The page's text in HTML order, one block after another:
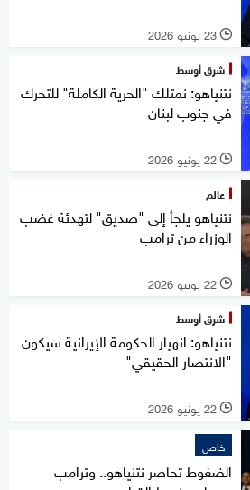
l 23 يونيو 2026
شرق أوسط
نتنياهو: نمتلك "الحرية الكاملة" للتحرك
في جنوب لبنان
l 22 يونيو 2026
عالم
نتنياهو يلجأ إلى "صديق" لتهدئة غضب
الوزراء من ترامب
l 22 يونيو 2026
شرق أوسط
نتنياهو: انهيار الحكومة الإيرانية سيكون
"الانتصار الحقيقي"
l 22 يونيو 2026
خاص
الضغوط تحاصر نتنياهو.. وترامب